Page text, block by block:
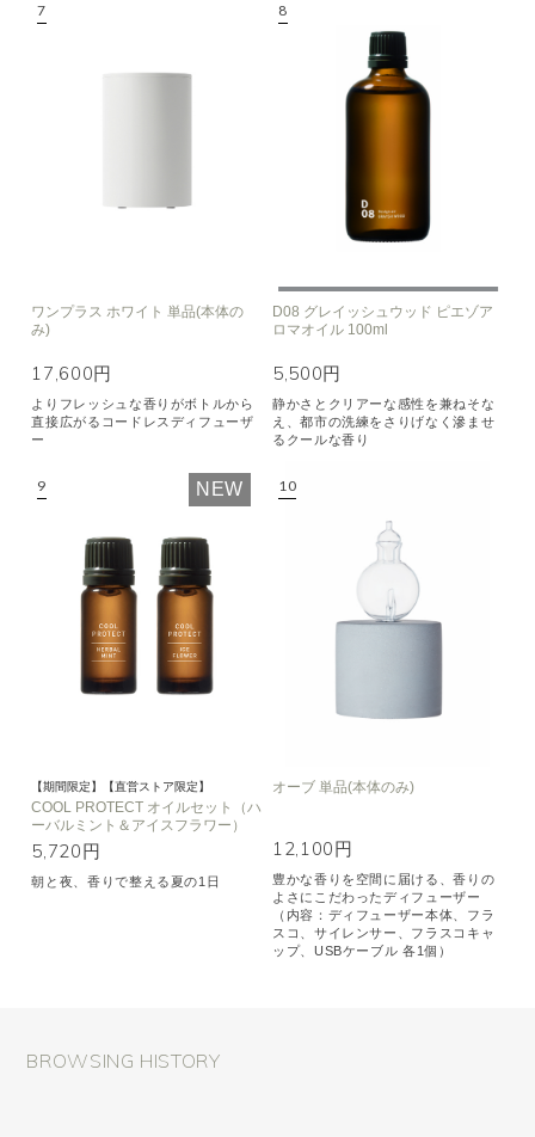
ワンプラス ホワイト 単品(本体の
み)
17,600円
よりフレッシュな香りがボトルから
直接広がるコードレスディフューザ
ー
D08 グレイッシュウッド ピエゾア
ロマオイル 100ml
5,500円
静かさとクリアーな感性を兼ねそな
え、都市の洗練をさりげなく滲ませ
るクールな香り
NEW
【期間限定】【直営ストア限定】
COOL PROTECT オイルセット（ハ
ーバルミント＆アイスフラワー）
5,720円
朝と夜、香りで整える夏の1日
オーブ 単品(本体のみ)
12,100円
豊かな香りを空間に届ける、香りの
よさにこだわったディフューザー
（内容：ディフューザー本体、フラ
スコ、サイレンサー、フラスコキャ
ップ、USBケーブル 各1個）
BROWSING HISTORY